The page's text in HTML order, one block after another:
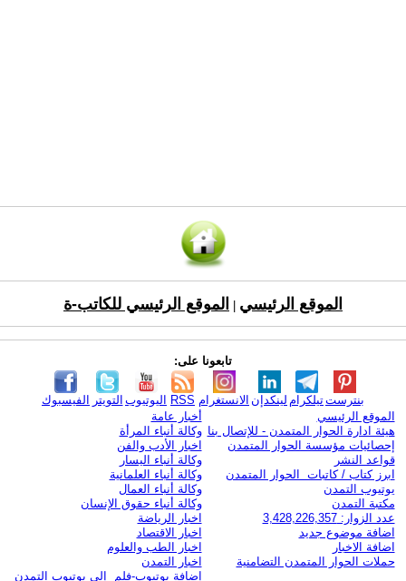
الموقع الرئيسي الموقع الرئيسي للكاتب-ة
تابعونا على:
الفيسبوك التويتر اليوتيوب RSS الانستغرام لينكدإن تيلكرامبنترست
الموقع الرئيسي
هيئة ادارة الحوار المتمدن - للإتصال بنا
إحصائيات مؤسسة الحوار المتمدن
قواعد النشر
ابرز كتاب / كاتبات الحوار المتمدن
يوتيوب التمدن
مكتبة التمدن
عدد الزوار: 3,428,226,357
اضافة موضوع جديد
اضافة الاخبار
حملات الحوار المتمدن التضامنية
أخبار عامة
وكالة أنباء المرأة
اخبار الأدب والفن
وكالة أنباء اليسار
وكالة أنباء العلمانية
وكالة أنباء العمال
وكالة أنباء حقوق الإنسان
اخبار الرياضة
اخبار الاقتصاد
اخبار الطب والعلوم
اخبار التمدن
إضافة يوتيوب-فلم إلى يوتيوب التمدن